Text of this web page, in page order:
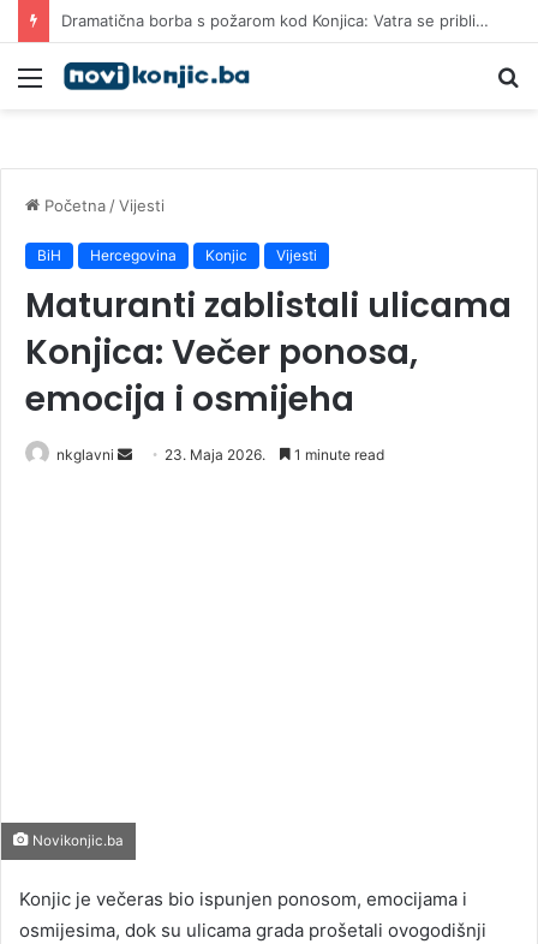
Desetkovani Željezničar savladao BSK na otvaranju nove sezone
Meni
Početna /Vijesti
BiH Hercegovina Konjic Vijesti
Maturanti zablistali ulicama
Konjica: Večer ponosa,
emocija i osmijeha
nkglavni
Send 23. Maja 2026. 1 minute read
Novikonjic.ba
Konjic je večeras bio ispunjen ponosom, emocijama i
osmijesima, dok su ulicama grada prošetali ovogodišnji